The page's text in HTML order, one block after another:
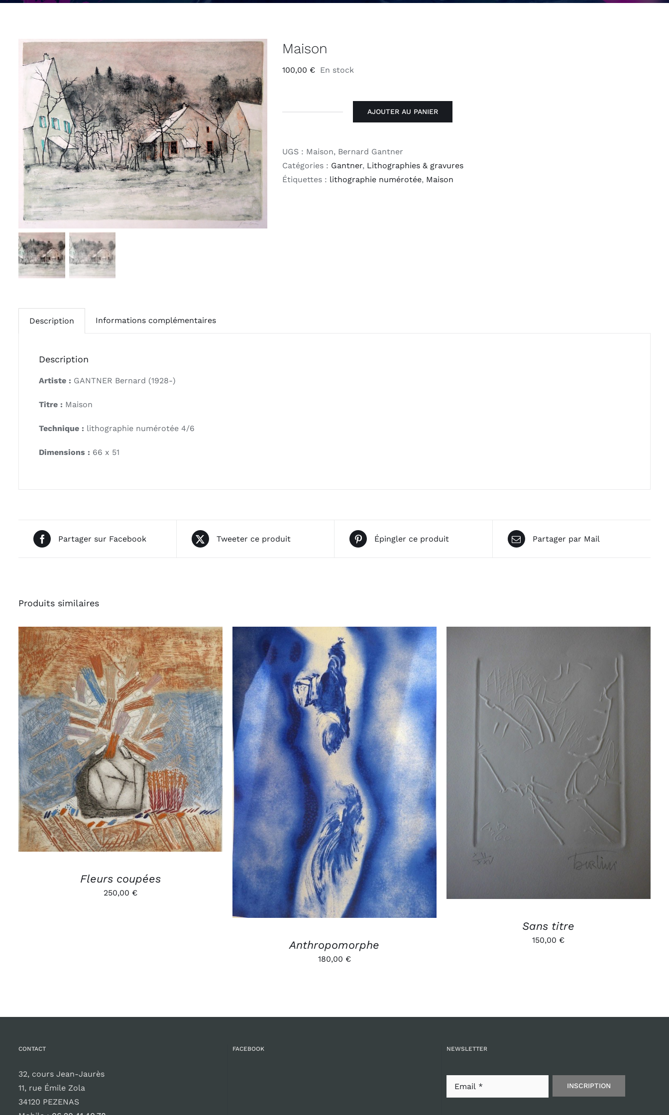
Maison
100,00 € En stock
AJOUTER AU PANIER
UGS : Maison, Bernard Gantner
Catégories : Gantner, Lithographies & gravures
Étiquettes : lithographie numérotée, Maison
Description Informations complémentaires
Description
Artiste : GANTNER Bernard (1928-)
Titre : Maison
Technique : lithographie numérotée 4/6
Dimensions : 66 x 51
Partager sur Facebook Tweeter ce produit Épingler ce produit Partager par Mail
Produits similaires
AJOUTER AU PANIER / APERÇU
Fleurs coupées
250,00 €
AJOUTER AU PANIER / APERÇU
Anthropomorphe
180,00 €
AJOUTER AU PANIER APERÇU
Sans titre
150,00 €
CONTACT
32, cours Jean-Jaurès
11, rue Émile Zola
34120 PEZENAS
FACEBOOK NEWSLETTER
INSCRIPTION